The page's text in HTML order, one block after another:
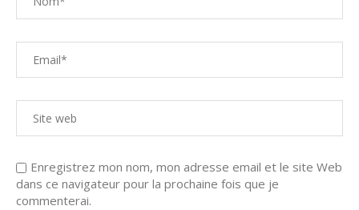
Enregistrez mon nom, mon adresse email et le site Web
dans ce navigateur pour la prochaine fois que je
commenterai.